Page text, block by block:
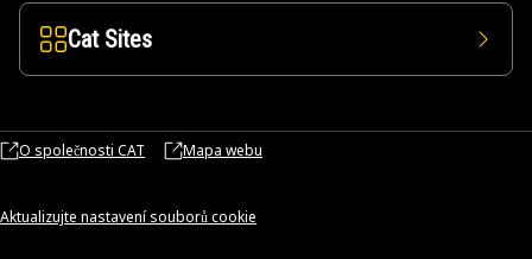
Cat Sites
O společnosti CAT Mapa webu
Aktualizujte nastavení souborů cookie